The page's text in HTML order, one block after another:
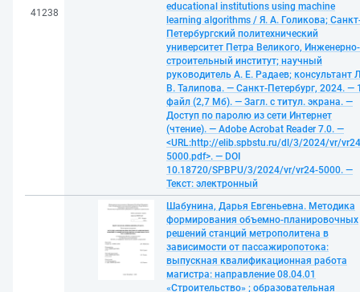
41238
educational institutions using machine
learning algorithms / Я. А. Голикова;
Петербургский политехнический
университет Петра Великого, Инженерно-
строительный институт; научный
руководитель А. Е. Радаев; консультант
В. Талипова. — Санкт-Петербург, 2024. —
файл (2,7 Мб). — Загл. с титул. экрана. —
Доступ по паролю из сети Интернет
(чтение). — Adobe Acrobat Reader 7.0. —
<URL:http://elib.spbstu.ru/dl/3/2024/vr/
5000.pdf>. — DOI
10.18720/SPBPU/3/2024/vr/vr24-5000. —
Текст: электронный
Шабунина, Дарья Евгеньевна. Методика
формирования объемно-планировочных
решений станций метрополитена в
зависимости от пассажиропотока:
выпускная квалификационная работа
магистра: направление 08.04.01
«Строительство» ; образовательная